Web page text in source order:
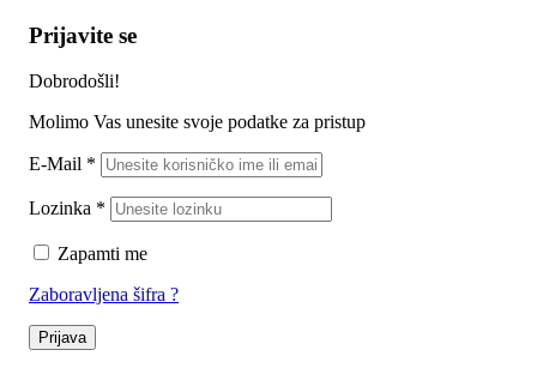
Prijavite se
Dobrodošli!
Molimo Vas unesite svoje podatke za pristup
E-Mail *
Lozinka *
Zapamti me
Zaboravljena šifra ?
Prijava